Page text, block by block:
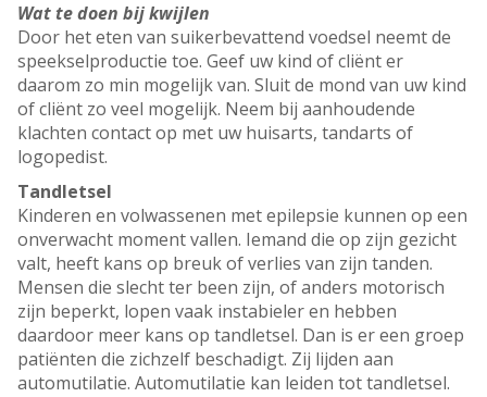
Wat te doen bij kwijlen
Door het eten van suikerbevattend voedsel neemt de
speekselproductie toe. Geef uw kind of cliënt er
daarom zo min mogelijk van. Sluit de mond van uw kind
of cliënt zo veel mogelijk. Neem bij aanhoudende
klachten contact op met uw huisarts, tandarts of
logopedist.
Tandletsel
Kinderen en volwassenen met epilepsie kunnen op een
onverwacht moment vallen. Iemand die op zijn gezicht
valt, heeft kans op breuk of verlies van zijn tanden.
Mensen die slecht ter been zijn, of anders motorisch
zijn beperkt, lopen vaak instabieler en hebben
daardoor meer kans op tandletsel. Dan is er een groep
patiënten die zichzelf beschadigt. Zij lijden aan
automutilatie. Automutilatie kan leiden tot tandletsel.